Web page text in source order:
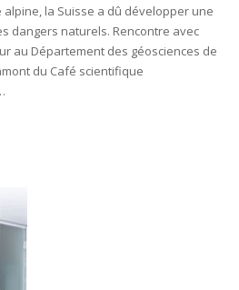
la Suisse a dû développer une
dangers naturels. Rencontre avec
au Département des géosciences de
du Café scientifique